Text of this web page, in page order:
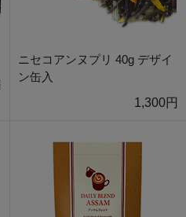
ニセコアンヌプリ 40g デザイ
ン缶入
1,300円